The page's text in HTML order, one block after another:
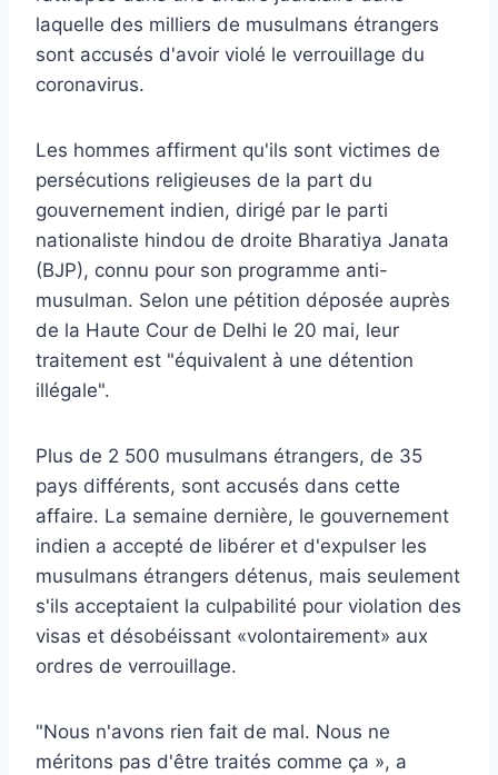
laquelle des milliers de musulmans étrangers
sont accusés d'avoir violé le verrouillage du
coronavirus.
Les hommes affirment qu'ils sont victimes de
persécutions religieuses de la part du
gouvernement indien, dirigé par le parti
nationaliste hindou de droite Bharatiya Janata
(BJP), connu pour son programme anti-
musulman. Selon une pétition déposée auprès
de la Haute Cour de Delhi le 20 mai, leur
traitement est "équivalent à une détention
illégale".
Plus de 2 500 musulmans étrangers, de 35
pays différents, sont accusés dans cette
affaire. La semaine dernière, le gouvernement
indien a accepté de libérer et d'expulser les
musulmans étrangers détenus, mais seulement
s'ils acceptaient la culpabilité pour violation des
visas et désobéissant «volontairement» aux
ordres de verrouillage.
"Nous n'avons rien fait de mal. Nous ne
méritons pas d'être traités comme ça », a